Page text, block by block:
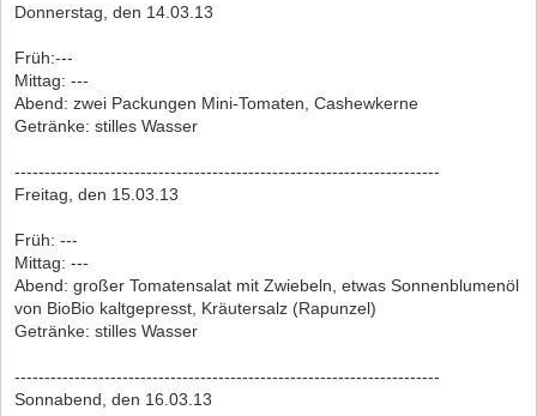
Donnerstag, den 14.03.13
Früh:---
Mittag: ---
Abend: zwei Packungen Mini-Tomaten, Cashewkerne
Getränke: stilles Wasser
-----------------------------------------------------------------------
Freitag, den 15.03.13
Früh: ---
Mittag: ---
Abend: großer Tomatensalat mit Zwiebeln, etwas Sonnenblumenöl
von BioBio kaltgepresst, Kräutersalz (Rapunzel)
Getränke: stilles Wasser
-----------------------------------------------------------------------
Sonnabend, den 16.03.13